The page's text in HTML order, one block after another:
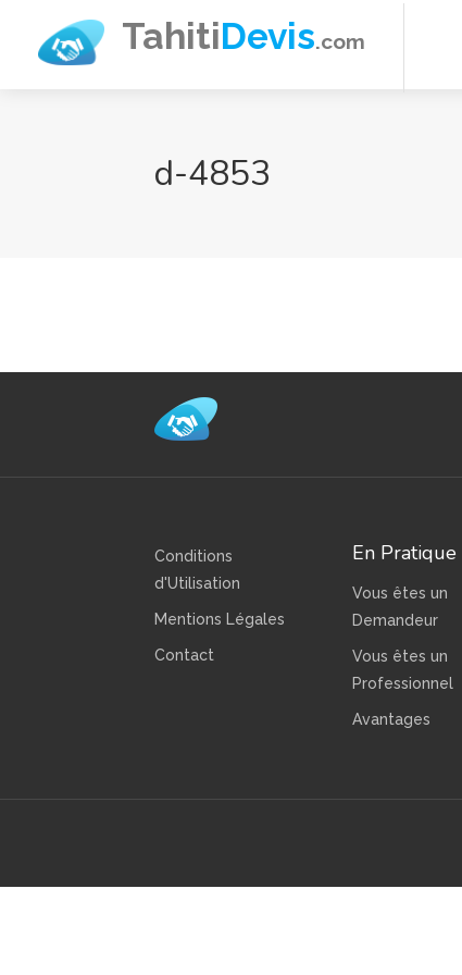
TahitiDevis.com
d-4853
Conditions
d'Utilisation
Mentions Légales
Contact
En Pratique
Vous êtes un
Demandeur
Vous êtes un
Professionnel
Avantages